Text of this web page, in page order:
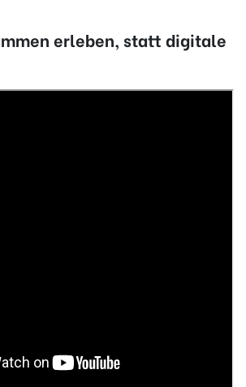
erleben, statt digitale